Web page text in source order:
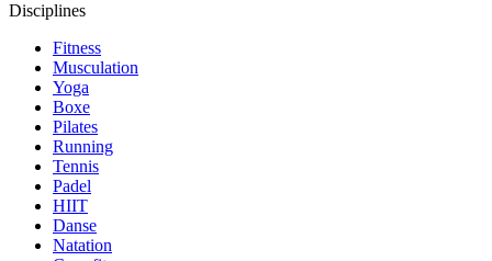
Disciplines
Fitness
Musculation
Yoga
Boxe
Pilates
Running
Tennis
Padel
HIIT
Danse
Natation